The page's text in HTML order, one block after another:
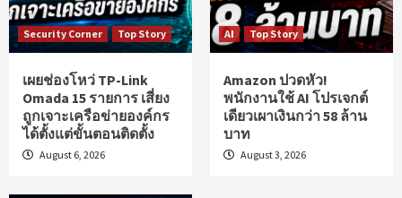
Security Corner Top Story
เผยช่องโหว่ TP-Link
Omada 15 รายการ เสี่ยง
ถูกเจาะเครือข่ายองค์กร
ได้ตั้งแต่ขั้นตอนติดตั้ง
August 6, 2026
AI Top Story
Amazon ปวดหัว!
พนักงานใช้ AI โปรเจกต์
เดียวเผาเงินกว่า 58 ล้าน
บาท
August 3, 2026